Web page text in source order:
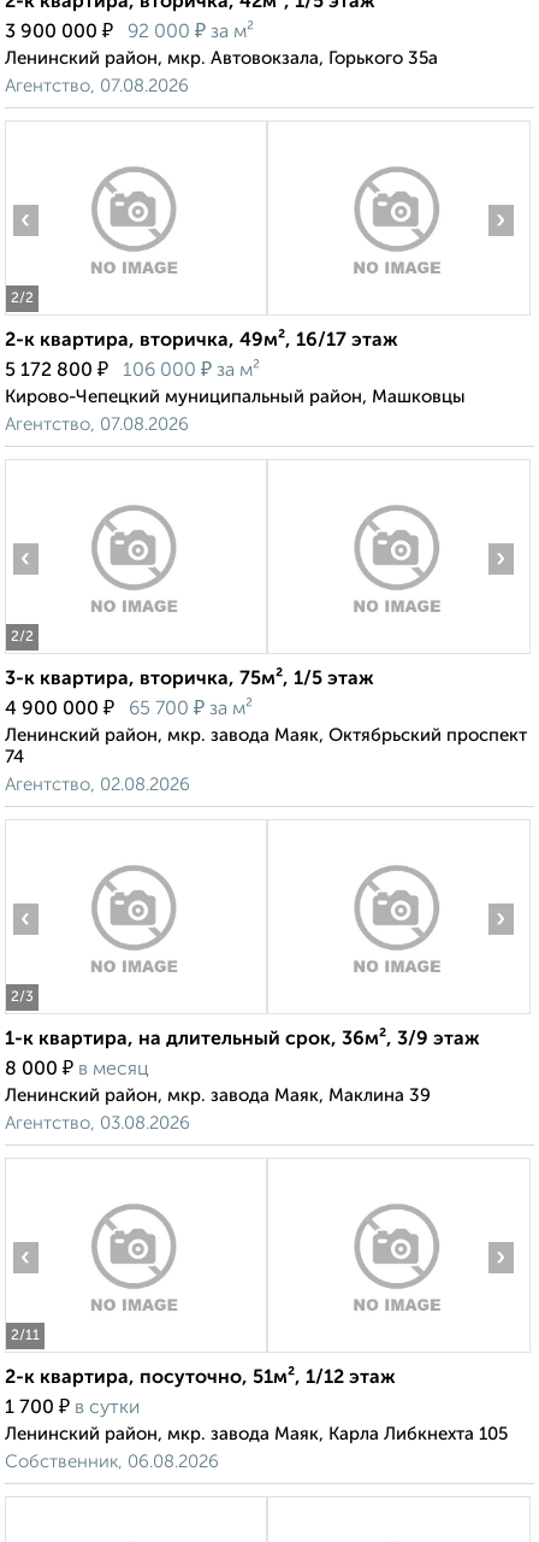
3 900 000 ₽ 92 000 ₽ за м²
Ленинский район, мкр. Автовокзала, Горького 35а
Агентство, 07.08.2026
2/2
‹ ›
2-к квартира, вторичка, 49м², 16/17 этаж
5 172 800 ₽ 106 000 ₽ за м²
Кирово-Чепецкий муниципальный район, Машковцы
Агентство, 07.08.2026
2/2
‹ ›
3-к квартира, вторичка, 75м², 1/5 этаж
4 900 000 ₽ 65 700 ₽ за м²
Ленинский район, мкр. завода Маяк, Октябрьский проспект
74
Агентство, 02.08.2026
2/3
‹ ›
1-к квартира, на длительный срок, 36м², 3/9 этаж
8 000 ₽ в месяц
Ленинский район, мкр. завода Маяк, Маклина 39
Агентство, 03.08.2026
2/11
‹ ›
2-к квартира, посуточно, 51м², 1/12 этаж
1 700 ₽ в сутки
Ленинский район, мкр. завода Маяк, Карла Либкнехта 105
Собственник, 06.08.2026